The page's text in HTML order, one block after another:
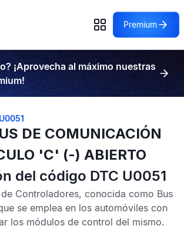
Premium
¡Aprovecha al máximo nuestras
U0051
DE COMUNICACIÓN
'C' (-) ABIERTO
del código DTC U0051
Controladores, conocida como Bus
se emplea en los automóviles con
los módulos de control del mismo.